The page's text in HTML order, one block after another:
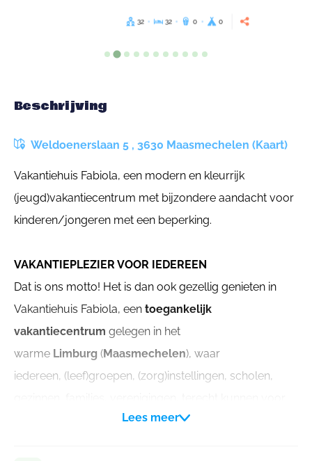
32 32 0 0
Beschrijving
Weldoenerslaan 5 , 3630 Maasmechelen (Kaart)
Vakantiehuis Fabiola, een modern en kleurrijk
(jeugd)vakantiecentrum met bijzondere aandacht voor
kinderen/jongeren met een beperking.
VAKANTIEPLEZIER VOOR IEDEREEN
Dat is ons motto! Het is dan ook gezellig genieten in
Vakantiehuis Fabiola, een toegankelijk
vakantiecentrum gelegen in het
warme Limburg (Maasmechelen), waar
iedereen, (leef)groepen, (zorg)instellingen, scholen,
een week of weekendje weg! Onze aandacht gaat
Lees meer